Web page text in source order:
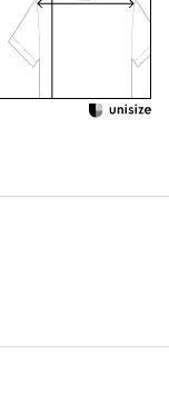
洗濯表示について